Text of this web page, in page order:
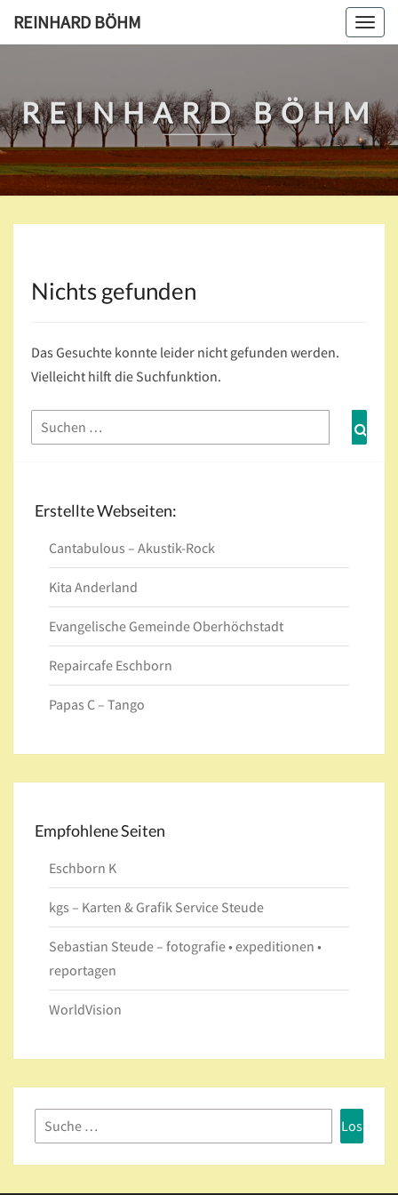
REINHARD BÖHM
REINHARD BÖHM
Nichts
Nichts gefunden
Das Gesuchte konnte leider nicht gefunden werden.
Vielleicht hilft die Suchfunktion.
Suchen
nach:
Erstellte Webseiten:
Cantabulous – Akustik-Rock
Kita Anderland
Evangelische Gemeinde Oberhöchstadt
Repaircafe Eschborn
Papas C – Tango
Empfohlene Seiten
Eschborn K
kgs – Karten & Grafik Service Steude
Sebastian Steude – fotografie • expeditionen •
reportagen
WorldVision
Suchen
nach: